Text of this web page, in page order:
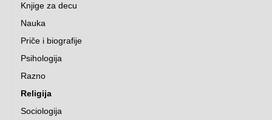
Knjige za decu
Nauka
Priče i biografije
Psihologija
Razno
Religija
Sociologija